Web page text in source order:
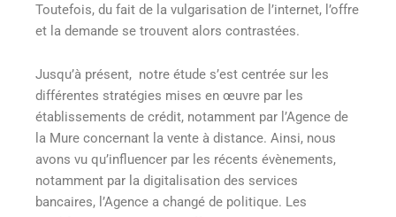
Toutefois, du fait de la vulgarisation de l’internet, l’offre
et la demande se trouvent alors contrastées.
Jusqu’à présent, notre étude s’est centrée sur les
différentes stratégies mises en œuvre par les
établissements de crédit, notamment par l’Agence de
la Mure concernant la vente à distance. Ainsi, nous
avons vu qu’influencer par les récents évènements,
notamment par la digitalisation des services
bancaires, l’Agence a changé de politique. Les